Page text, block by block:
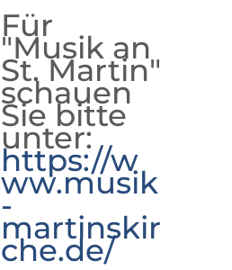
Für
"Musik an
St. Martin"
schauen
Sie bitte
unter:
https://w
ww.musik
-
martinskir
che.de/